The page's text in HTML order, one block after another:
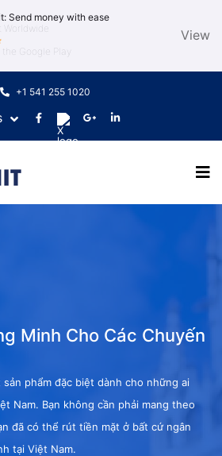
Send money with ease
Worldwide
the Google Play
View
+1 541 255 1020
Minh Cho Các Chuyến
sản phẩm đặc biệt dành cho những ai
Nam. Bạn không cần phải mang theo
đã có thể rút tiền mặt ở bất cứ ngân
tại Việt Nam.